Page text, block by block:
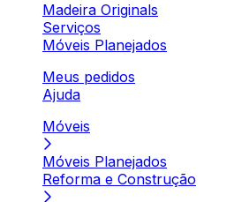
Madeira Originals
Serviços
Móveis Planejados
Meus pedidos
Ajuda
Móveis
Móveis Planejados
Reforma e Construção